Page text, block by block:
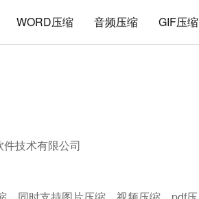
WORD压缩 音频压缩 GIF压缩
技术有限公司